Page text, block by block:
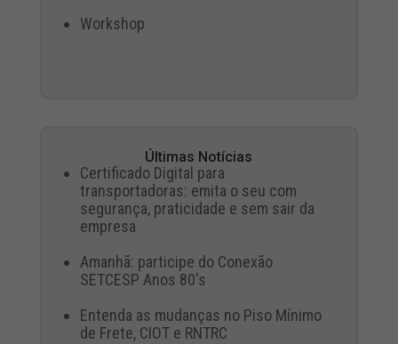
Workshop
Últimas Notícias
Certificado Digital para
transportadoras: emita o seu com
segurança, praticidade e sem sair da
empresa
Amanhã: participe do Conexão
SETCESP Anos 80's
Entenda as mudanças no Piso Mínimo
de Frete, CIOT e RNTRC